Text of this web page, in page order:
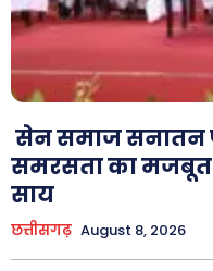
सेन समाज सनातन
समरसता का मजबूत
साय
छत्तीसगढ़ August 8, 2026